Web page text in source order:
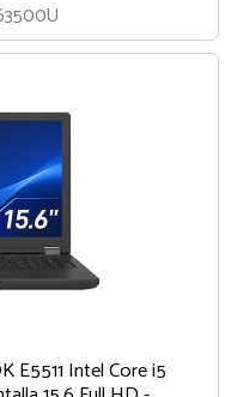
E5511 Intel Core i5